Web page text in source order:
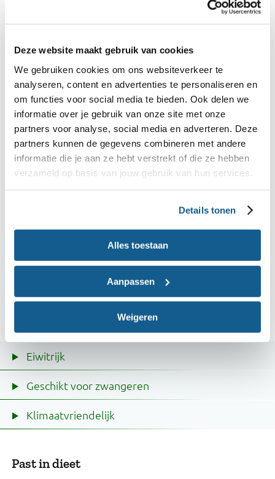
Deze website maakt gebruik van cookies
We gebruiken cookies om ons websiteverkeer te
analyseren, content en advertenties te personaliseren en
om functies voor social media te bieden. Ook delen we
informatie over je gebruik van onze site met onze
partners voor analyse, social media en adverteren. Deze
partners kunnen de gegevens combineren met andere
informatie die je aan ze hebt verstrekt of die ze hebben
verzameld op basis van jouw gebruik van hun services.
Details tonen
Alles toestaan
Aanpassen
Weigeren
Uitleg zoekfilters
Op onze receptensite vind je allerlei filters om het
recept te vinden dat je zoekt. Denk aan filters voor
een bepaald eetmoment of voor specifieke
dieetwensen. Hieronder geven we toelichting op
Eiwitrijk
Geschikt voor zwangeren
Klimaatvriendelijk
Past in dieet